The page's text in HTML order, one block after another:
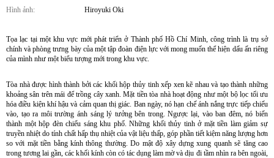
Hình ảnh:
Hiroyuki Oki
Tọa lạc tại một khu vực mới phát triển ở Thành phố Hồ Chí Minh, công trình là trụ sở
chính và phòng trưng bày của một tập đoàn điện lực với mong muốn thể hiện dấu ấn riêng
của mình như một biểu tượng mới trong khu vực.
Tòa nhà được hình thành bởi các khối hộp thủy tinh xếp xen kẽ nhau và tạo thành những
khoảng sân trên mái để trồng cây xanh. Mặt tiền tòa nhà hoạt động như một bộ lọc tối ưu
hóa điều kiện khí hậu và cảm quan thị giác. Ban ngày, nó hạn chế ánh nắng trực tiếp chiếu
vào, tạo ra môi trường ánh sáng lý tưởng bên trong. Ngược lại, vào ban đêm, nó biến
thành một hộp đèn chiếu sáng khu phố. Những khối thủy tinh ở mặt tiền làm giảm sự
truyền nhiệt do tính chất hấp thụ nhiệt của vật liệu thấp, góp phần tiết kiệm năng lượng hơn
so với mặt tiền bằng kính thông thường. Do mật độ xây dựng xung quanh sẽ tăng cao
trong tương lai gần, các khối kính còn có tác dụng làm mờ và dịu đi tầm nhìn ra bên ngoài,